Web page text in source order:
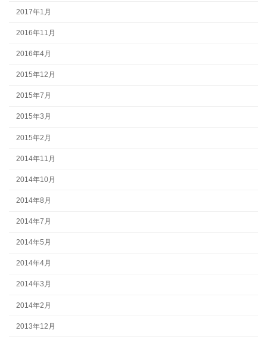
2017年1月
2016年11月
2016年4月
2015年12月
2015年7月
2015年3月
2015年2月
2014年11月
2014年10月
2014年8月
2014年7月
2014年5月
2014年4月
2014年3月
2014年2月
2013年12月